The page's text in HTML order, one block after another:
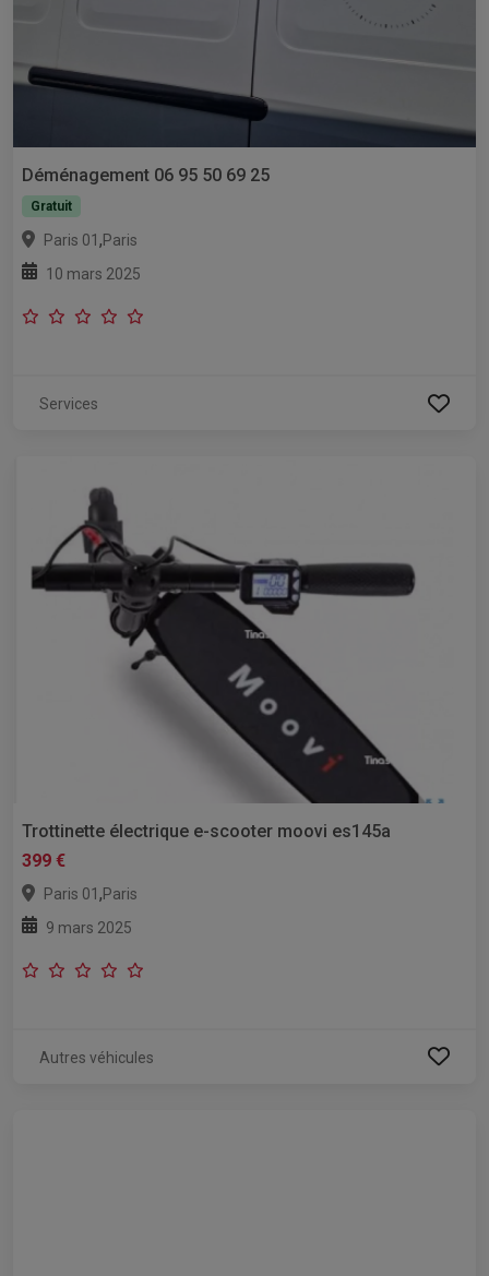
Déménagement 06 95 50 69 25
Gratuit
Paris 01 ,Paris
10 mars 2025
Services
Trottinette électrique e-scooter moovi es145a
399 €
Paris 01 ,Paris
9 mars 2025
Autres véhicules